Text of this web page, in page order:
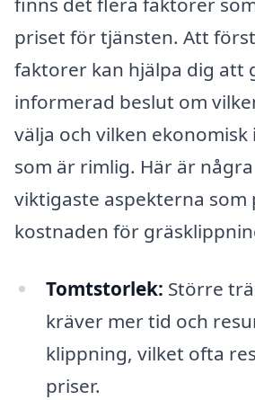
priset för tjänsten. Att
faktorer kan hjälpa dig att
informerad beslut om
välja och vilken
som är rimlig. Här är
viktigaste aspekterna som
kostnaden för
Tomtstorlek: Större
kräver mer tid och
klippning, vilket ofta
priser.